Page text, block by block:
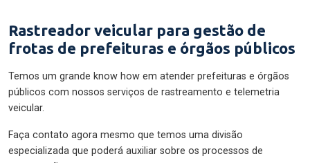
Rastreador veicular para gestão de
frotas de prefeituras e órgãos públicos
Temos um grande know how em atender prefeituras e órgãos
públicos com nossos serviços de rastreamento e telemetria
veicular.
Faça contato agora mesmo que temos uma divisão
especializada que poderá auxiliar sobre os processos de